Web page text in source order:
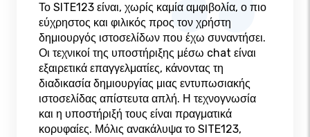
Το SITE123 είναι, χωρίς καμία αμφιβολία, ο πιο
εύχρηστος και φιλικός προς τον χρήστη
δημιουργός ιστοσελίδων που έχω συναντήσει.
Οι τεχνικοί της υποστήριξης μέσω chat είναι
εξαιρετικά επαγγελματίες, κάνοντας τη
διαδικασία δημιουργίας μιας εντυπωσιακής
ιστοσελίδας απίστευτα απλή. Η τεχνογνωσία
και η υποστήριξή τους είναι πραγματικά
κορυφαίες. Μόλις ανακάλυψα το SITE123,